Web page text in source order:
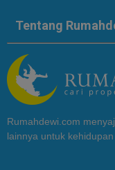
Tentang
Rumahdewi.com
lainnya untuk